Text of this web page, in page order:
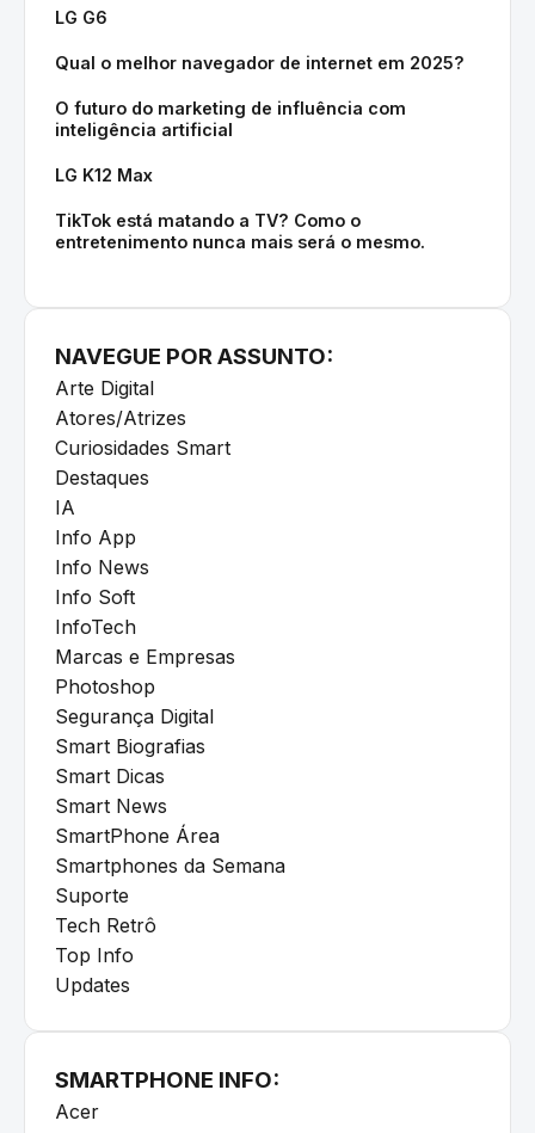
LG G6
Qual o melhor navegador de internet em 2025?
O futuro do marketing de influência com
inteligência artificial
LG K12 Max
TikTok está matando a TV? Como o
entretenimento nunca mais será o mesmo.
NAVEGUE POR ASSUNTO:
Arte Digital
Atores/Atrizes
Curiosidades Smart
Destaques
IA
Info App
Info News
Info Soft
InfoTech
Marcas e Empresas
Photoshop
Segurança Digital
Smart Biografias
Smart Dicas
Smart News
SmartPhone Área
Smartphones da Semana
Suporte
Tech Retrô
Top Info
Updates
SMARTPHONE INFO:
Acer